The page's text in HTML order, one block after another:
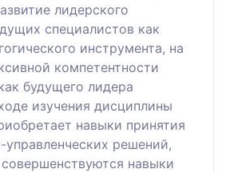
лидерского
специалистов как
инструмента, на
компетентности
будущего лидера
изучения дисциплины
навыки принятия
управленческих решений,
навыки